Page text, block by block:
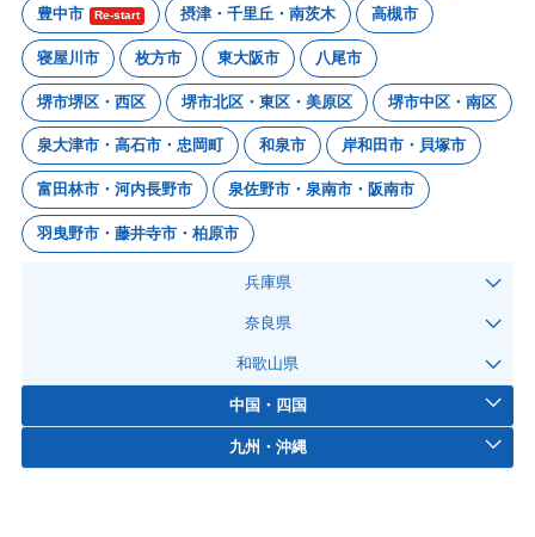
豊中市 Re-start 摂津・千里丘・南茨木 高槻市
寝屋川市 枚方市 東大阪市 八尾市
堺市堺区・西区 堺市北区・東区・美原区 堺市中区・南区
泉大津市・高石市・忠岡町 和泉市 岸和田市・貝塚市
富田林市・河内長野市 泉佐野市・泉南市・阪南市
羽曳野市・藤井寺市・柏原市
兵庫県
奈良県
和歌山県
中国・四国
九州・沖縄